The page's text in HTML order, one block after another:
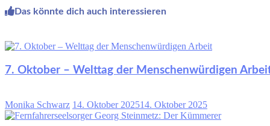
Das könnte dich auch interessieren
7. Oktober – Welttag der Menschenwürdigen
Monika Schwarz 14. Oktober 202514. Oktober 2025